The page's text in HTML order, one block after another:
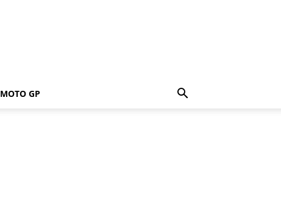
MOTO GP